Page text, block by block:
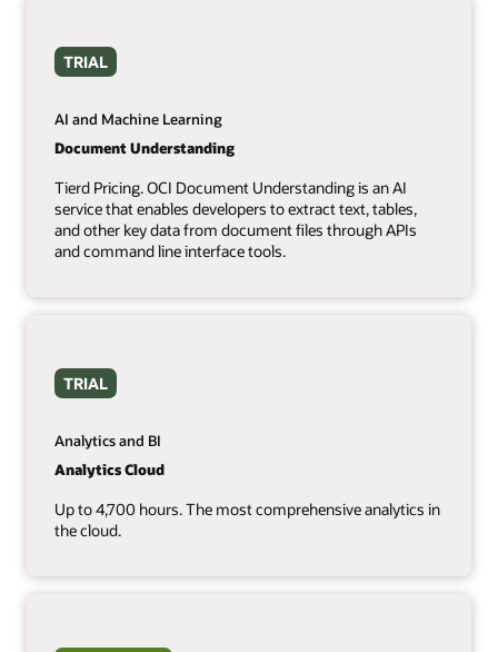
TRIAL
AI and Machine Learning
Document Understanding
Tierd Pricing. OCI Document Understanding is an AI
service that enables developers to extract text, tables,
and other key data from document files through APIs
and command line interface tools.
TRIAL
Analytics and BI
Analytics Cloud
Up to 4,700 hours. The most comprehensive analytics in
the cloud.